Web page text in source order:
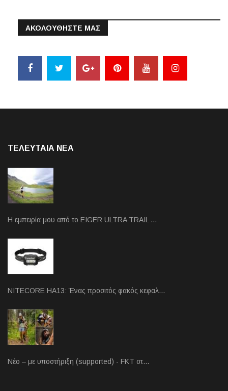
ΑΚΟΛΟΥΘΗΣΤΕ ΜΑΣ
ΤΕΛΕΥΤΑΙΑ NEA
Η εμπειρία μου από το EIGER ULTRA TRAIL …
NITECORE HA13: Ένας προσιτός φακός κεφαλ…
Νέο – με υποστήριξη (supported) - FKT στ…